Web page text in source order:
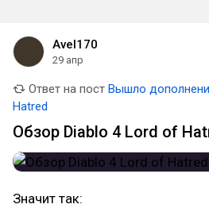
Avel170
29 апр
Ответ на пост Вышло
Hatred
Обзор Diablo 4 Lord of
Значит так: